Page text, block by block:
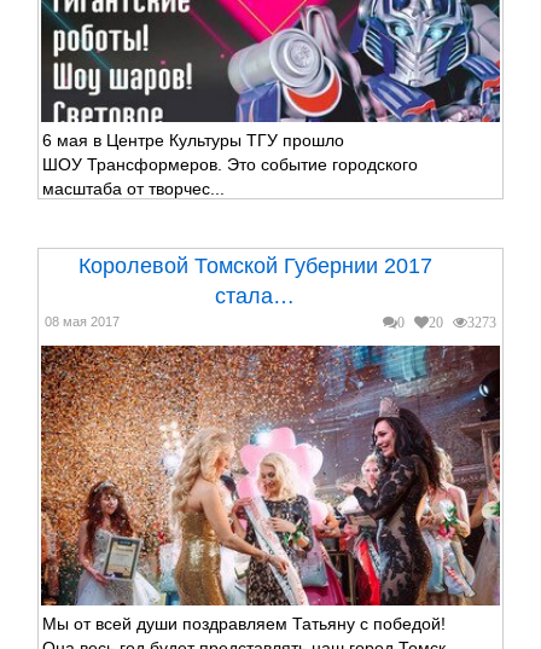
6 мая в Центре Культуры ТГУ прошло
ШОУ Трансформеров. Это событие городского
масштаба от творчес...
Королевой Томской Губернии 2017
стала…
0 20 3273
08 мая 2017
Мы от всей души поздравляем Татьяну с победой!